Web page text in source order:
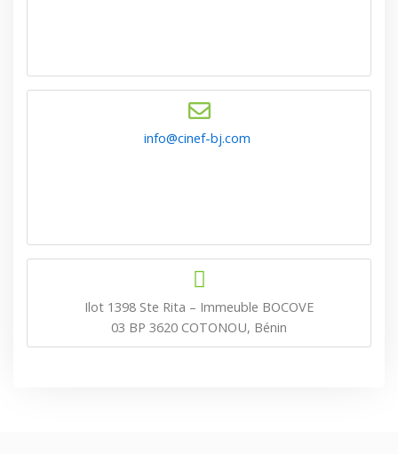
info@cinef-bj.com
Ilot 1398 Ste Rita – Immeuble BOCOVE
03 BP 3620 COTONOU, Bénin